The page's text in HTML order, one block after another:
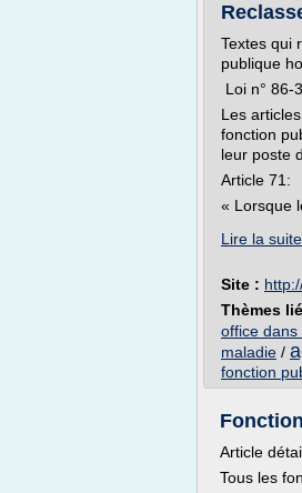
Textes qui
publique
Loi n° 86-
Les
fonction
leur poste
Article 71:
« Lorsque
Lire la suite
Site :
Thèmes
office
maladie /
fonction
Article
Tous les